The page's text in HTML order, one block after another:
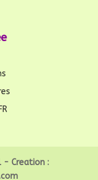
- Creation :